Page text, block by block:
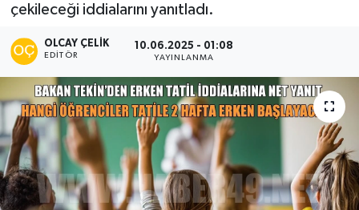
çekileceği iddialarını yanıtladı.
OLCAY ÇELIK
EDITÖR
10.06.2025 - 01:08
YAYINLANMA
Sağlık
Gündem
Spor
Siyaset
Teknoloji
Tüm Manşetler
Son Dakika Haberleri
Haber Arşivi